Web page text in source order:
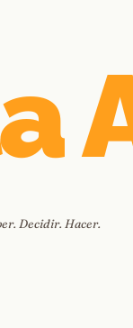
Decidir. Hacer.